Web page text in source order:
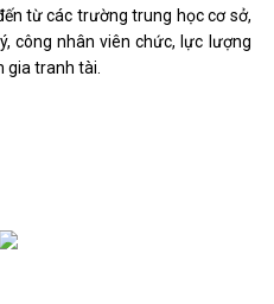
từ các trường trung học cơ sở,
công nhân viên chức, lực lượng
gia tranh tài.